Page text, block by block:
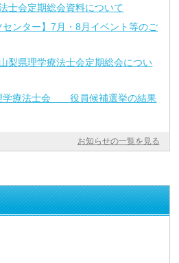
士会定期総会資料について
センター】7月・8月イベント等のご
梨県理学療法士会定期総会につい
学療法士会 役員候補選挙の結果
お知らせの一覧を見る